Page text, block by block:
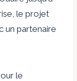
le projet
un partenaire
le